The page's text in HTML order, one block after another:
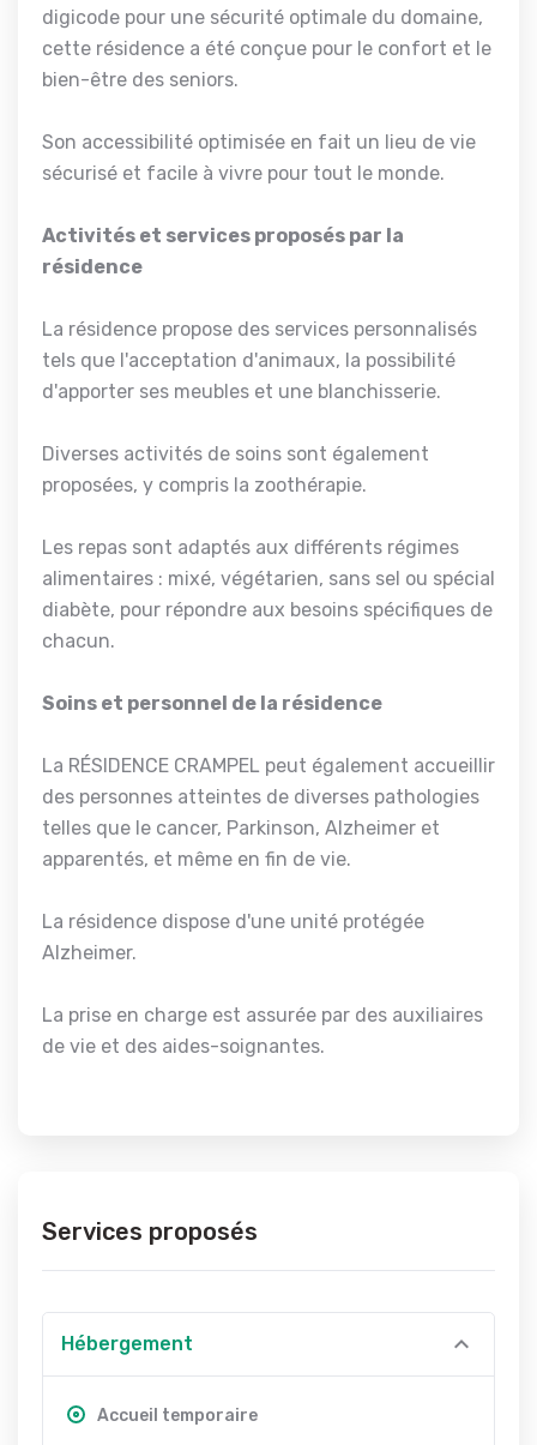
digicode pour une sécurité optimale du domaine,
cette résidence a été conçue pour le confort et le
bien-être des seniors.
Son accessibilité optimisée en fait un lieu de vie
sécurisé et facile à vivre pour tout le monde.
Activités et services proposés par la
résidence
La résidence propose des services personnalisés
tels que l'acceptation d'animaux, la possibilité
d'apporter ses meubles et une blanchisserie.
Diverses activités de soins sont également
proposées, y compris la zoothérapie.
Les repas sont adaptés aux différents régimes
alimentaires : mixé, végétarien, sans sel ou spécial
diabète, pour répondre aux besoins spécifiques de
chacun.
Soins et personnel de la résidence
La RÉSIDENCE CRAMPEL peut également accueillir
des personnes atteintes de diverses pathologies
telles que le cancer, Parkinson, Alzheimer et
apparentés, et même en fin de vie.
La résidence dispose d'une unité protégée
Alzheimer.
La prise en charge est assurée par des auxiliaires
de vie et des aides-soignantes.
Services proposés
Hébergement
Accueil temporaire